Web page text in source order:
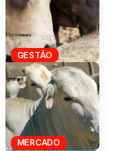
GESTÃO
MERCADO